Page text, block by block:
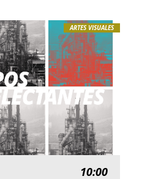
ARTES VISUALES
10:00